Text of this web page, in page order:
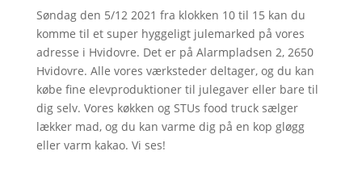
Søndag den 5/12 2021 fra klokken 10 til 15 kan du
komme til et super hyggeligt julemarked på vores
adresse i Hvidovre. Det er på Alarmpladsen 2, 2650
Hvidovre. Alle vores værksteder deltager, og du kan
købe fine elevproduktioner til julegaver eller bare til
dig selv. Vores køkken og STUs food truck sælger
lækker mad, og du kan varme dig på en kop gløgg
eller varm kakao. Vi ses!